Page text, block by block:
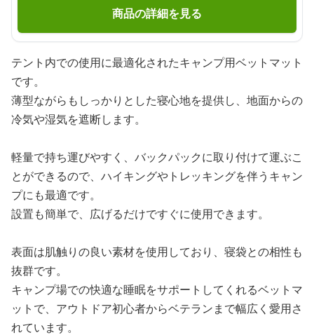
商品の詳細を見る
テント内での使用に最適化されたキャンプ用ベットマット
です。
薄型ながらもしっかりとした寝心地を提供し、地面からの
冷気や湿気を遮断します。
軽量で持ち運びやすく、バックパックに取り付けて運ぶこ
とができるので、ハイキングやトレッキングを伴うキャン
プにも最適です。
設置も簡単で、広げるだけですぐに使用できます。
表面は肌触りの良い素材を使用しており、寝袋との相性も
抜群です。
キャンプ場での快適な睡眠をサポートしてくれるベットマ
ットで、アウトドア初心者からベテランまで幅広く愛用さ
れています。